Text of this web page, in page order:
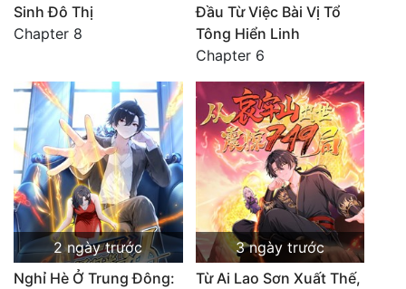
Sinh Đô Thị
Chapter 8
Đầu Từ Việc Bài Vị Tổ
Tông Hiển Linh
Chapter 6
2 ngày trước
Nghỉ Hè Ở Trung Đông:
3 ngày trước
Từ Ai Lao Sơn Xuất Thế,